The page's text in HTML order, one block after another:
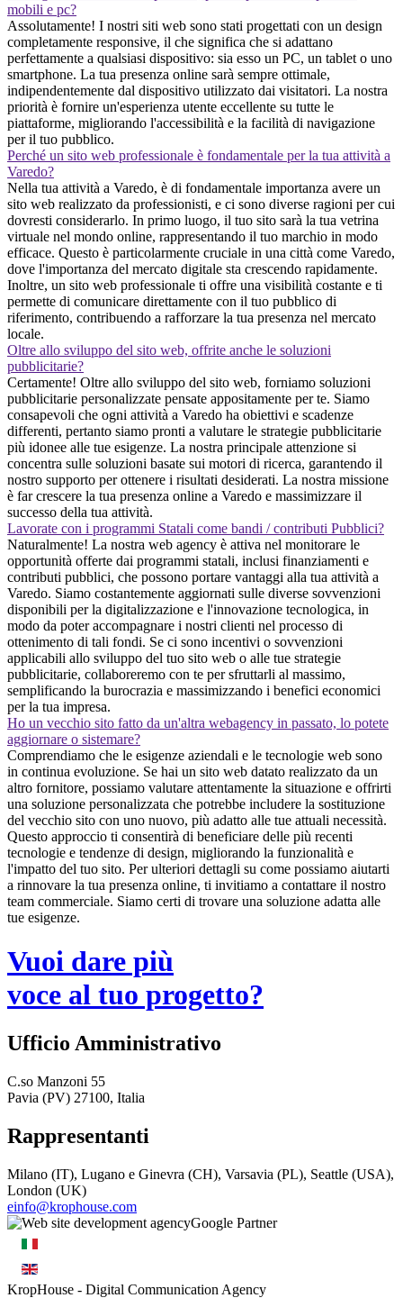
mobili e pc?
Assolutamente! I nostri siti web sono stati progettati con un design
completamente responsive, il che significa che si adattano
perfettamente a qualsiasi dispositivo: sia esso un PC, un tablet o uno
smartphone. La tua presenza online sarà sempre ottimale,
indipendentemente dal dispositivo utilizzato dai visitatori. La nostra
priorità è fornire un'esperienza utente eccellente su tutte le
piattaforme, migliorando l'accessibilità e la facilità di navigazione
per il tuo pubblico.
Perché un sito web professionale è fondamentale per la tua attività a
Varedo?
Nella tua attività a Varedo, è di fondamentale importanza avere un
sito web realizzato da professionisti, e ci sono diverse ragioni per cui
dovresti considerarlo. In primo luogo, il tuo sito sarà la tua vetrina
virtuale nel mondo online, rappresentando il tuo marchio in modo
efficace. Questo è particolarmente cruciale in una città come Varedo,
dove l'importanza del mercato digitale sta crescendo rapidamente.
Inoltre, un sito web professionale ti offre una visibilità costante e ti
permette di comunicare direttamente con il tuo pubblico di
riferimento, contribuendo a rafforzare la tua presenza nel mercato
locale.
Oltre allo sviluppo del sito web, offrite anche le soluzioni
pubblicitarie?
Certamente! Oltre allo sviluppo del sito web, forniamo soluzioni
pubblicitarie personalizzate pensate appositamente per te. Siamo
consapevoli che ogni attività a Varedo ha obiettivi e scadenze
differenti, pertanto siamo pronti a valutare le strategie pubblicitarie
più idonee alle tue esigenze. La nostra principale attenzione si
concentra sulle soluzioni basate sui motori di ricerca, garantendo il
nostro supporto per ottenere i risultati desiderati. La nostra missione
è far crescere la tua presenza online a Varedo e massimizzare il
successo della tua attività.
Lavorate con i programmi Statali come bandi / contributi Pubblici?
Naturalmente! La nostra web agency è attiva nel monitorare le
opportunità offerte dai programmi statali, inclusi finanziamenti e
contributi pubblici, che possono portare vantaggi alla tua attività a
Varedo. Siamo costantemente aggiornati sulle diverse sovvenzioni
disponibili per la digitalizzazione e l'innovazione tecnologica, in
modo da poter accompagnare i nostri clienti nel processo di
ottenimento di tali fondi. Se ci sono incentivi o sovvenzioni
applicabili allo sviluppo del tuo sito web o alle tue strategie
pubblicitarie, collaboreremo con te per sfruttarli al massimo,
semplificando la burocrazia e massimizzando i benefici economici
per la tua impresa.
Ho un vecchio sito fatto da un'altra webagency in passato, lo potete
aggiornare o sistemare?
Comprendiamo che le esigenze aziendali e le tecnologie web sono
in continua evoluzione. Se hai un sito web datato realizzato da un
altro fornitore, possiamo valutare attentamente la situazione e offrirti
una soluzione personalizzata che potrebbe includere la sostituzione
del vecchio sito con uno nuovo, più adatto alle tue attuali necessità.
Questo approccio ti consentirà di beneficiare delle più recenti
tecnologie e tendenze di design, migliorando la funzionalità e
l'impatto del tuo sito. Per ulteriori dettagli su come possiamo aiutarti
a rinnovare la tua presenza online, ti invitiamo a contattare il nostro
team commerciale. Siamo certi di trovare una soluzione adatta alle
tue esigenze.
Vuoi dare più
voce al tuo progetto?
Ufficio Amministrativo
C.so Manzoni 55
Pavia (PV) 27100, Italia
Rappresentanti
Milano (IT), Lugano e Ginevra (CH), Varsavia (PL), Seattle (USA),
London (UK)
einfo@krophouse.com
KropHouse - Digital Communication Agency